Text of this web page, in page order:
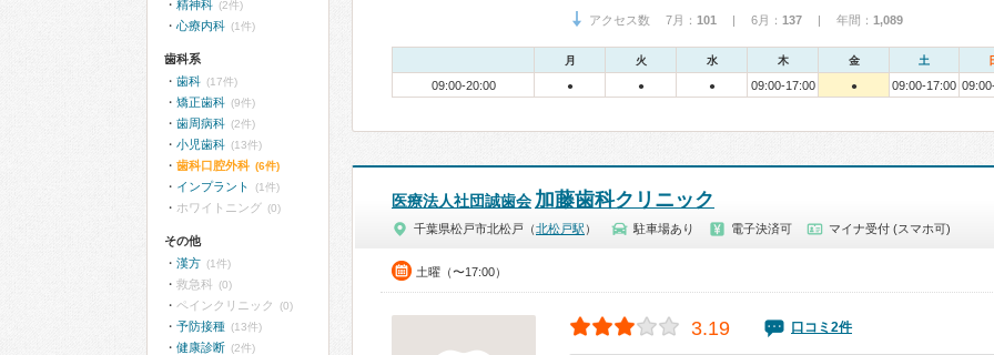
アクセス数 7月： 101 | 6月： 137 | 年間： 1,089
月 火 水 木 金 土
09:00-20:00 ● ● ● 09:00-17:00 ● 09:00-17:00
医療法人社団誠歯会 加藤歯科クリニック
千葉県松戸市北松戸（北松戸駅 ） 駐車場あり 電子決済可 マイナ受付 (スマホ可)
土曜（〜17:00）
3.19 口コミ2件
精神科 (2件)
心療内科 (1件)
歯科系
歯科 (17件)
矯正歯科 (9件)
歯周病科 (2件)
小児歯科 (13件)
歯科口腔外科 (6件)
インプラント (1件)
ホワイトニング (0)
その他
漢方 (1件)
救急科 (0)
ペインクリニック (0)
予防接種 (13件)
健康診断 (2件)